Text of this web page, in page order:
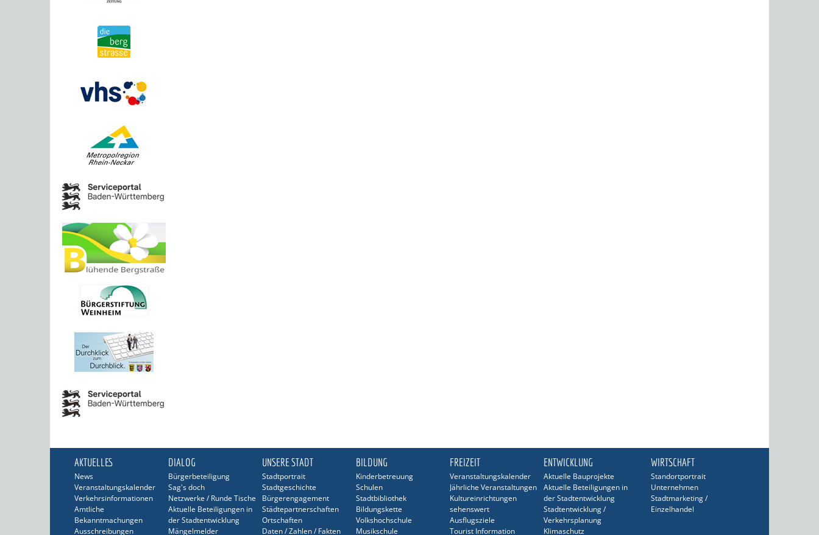
AKTUELLES
News
Veranstaltungskalender
Verkehrsinformationen
Amtliche
Bekanntmachungen
Ausschreibungen
DIALOG
Bürgerbeteiligung
Sag's doch
Netzwerke / Runde Tische
Aktuelle Beteiligungen in
der Stadtentwicklung
Mängelmelder
UNSERE STADT
Stadtportrait
Stadtgeschichte
Bürgerengagement
Städtepartnerschaften
Ortschaften
Daten / Zahlen / Fakten
BILDUNG
Kinderbetreuung
Schulen
Stadtbibliothek
Bildungskette
Volkshochschule
Musikschule
FREIZEIT
Veranstaltungskalender
Jährliche Veranstaltungen
Kultureinrichtungen
sehenswert
Ausflugsziele
Tourist Information
ENTWICKLUNG
Aktuelle Bauprojekte
Aktuelle Beteiligungen in
der Stadtentwicklung
Stadtentwicklung /
Verkehrsplanung
Klimaschutz
WIRTSCHAFT
Standortportrait
Unternehmen
Stadtmarketing /
Einzelhandel